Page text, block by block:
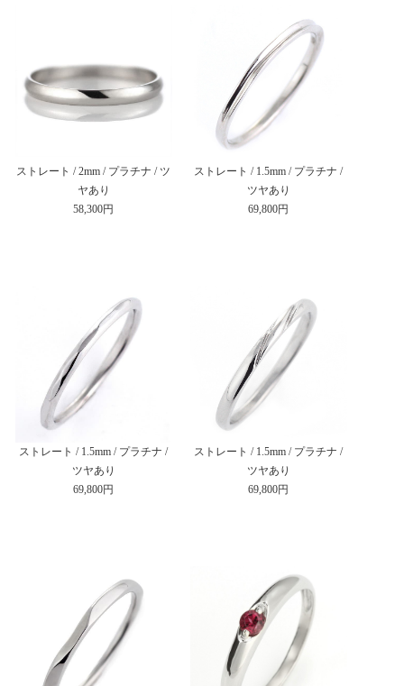
ストレート / 1.5mm / プラチナ /
ツヤあり
69,800円
ストレート / 1.5mm / プラチナ /
ツヤあり
69,800円
ストレート / 1.5mm / プラチナ /
ツヤあり
69,800円
ストレート / 2mm / プラチナ / ツ
ヤあり
58,300円